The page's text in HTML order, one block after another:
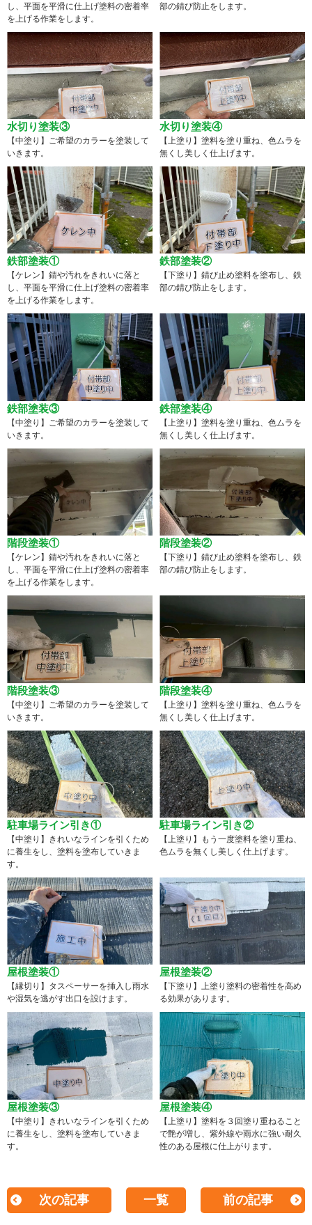
し、平面を平滑に仕上げ塗料の密着率
を上げる作業をします。
部の錆び防止をします。
水切り塗装③
【中塗り】ご希望のカラーを塗装して
いきます。
水切り塗装④
【上塗り】塗料を塗り重ね、色ムラを
無くし美しく仕上げます。
鉄部塗装①
【ケレン】錆や汚れをきれいに落と
し、平面を平滑に仕上げ塗料の密着率
を上げる作業をします。
鉄部塗装②
【下塗り】錆び止め塗料を塗布し、鉄
部の錆び防止をします。
鉄部塗装③
【中塗り】ご希望のカラーを塗装して
いきます。
鉄部塗装④
【上塗り】塗料を塗り重ね、色ムラを
無くし美しく仕上げます。
階段塗装①
【ケレン】錆や汚れをきれいに落と
し、平面を平滑に仕上げ塗料の密着率
を上げる作業をします。
階段塗装②
【下塗り】錆び止め塗料を塗布し、鉄
部の錆び防止をします。
階段塗装③
【中塗り】ご希望のカラーを塗装して
いきます。
階段塗装④
【上塗り】塗料を塗り重ね、色ムラを
無くし美しく仕上げます。
駐車場ライン引き①
【中塗り】きれいなラインを引くため
に養生をし、塗料を塗布していきま
す。
駐車場ライン引き②
【上塗り】もう一度塗料を塗り重ね、
色ムラを無くし美しく仕上げます。
屋根塗装①
【縁切り】タスペーサーを挿入し雨水
や湿気を逃がす出口を設けます。
屋根塗装②
【下塗り】上塗り塗料の密着性を高め
る効果があります。
屋根塗装③
【中塗り】きれいなラインを引くため
に養生をし、塗料を塗布していきま
す。
屋根塗装④
【上塗り】塗料を３回塗り重ねること
で艶が増し、紫外線や雨水に強い耐久
性のある屋根に仕上がります。
次の記事 一覧 前の記事